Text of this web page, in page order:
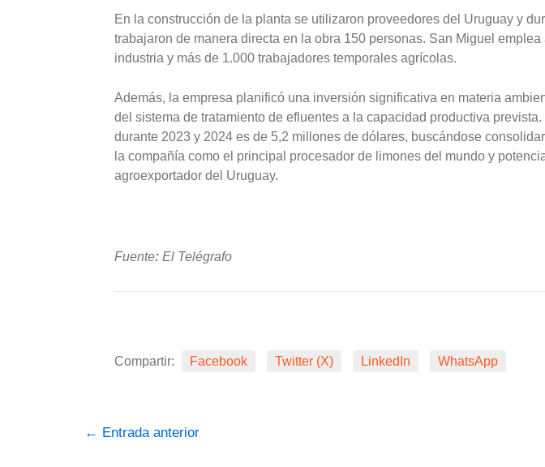
En la construcción de la planta se utilizaron proveedores del Uruguay y
trabajaron de manera directa en la obra 150 personas. San Miguel
industria y más de 1.000 trabajadores temporales agrícolas.
Además, la empresa planificó una inversión significativa en materia
del sistema de tratamiento de efluentes a la capacidad productiva prevista.
durante 2023 y 2024 es de 5,2 millones de dólares, buscándose
la compañía como el principal procesador de limones del mundo y
agroexportador del Uruguay.
Fuente: El Telégrafo
Compartir: Facebook Twitter (X) LinkedIn WhatsApp
← Entrada anterior